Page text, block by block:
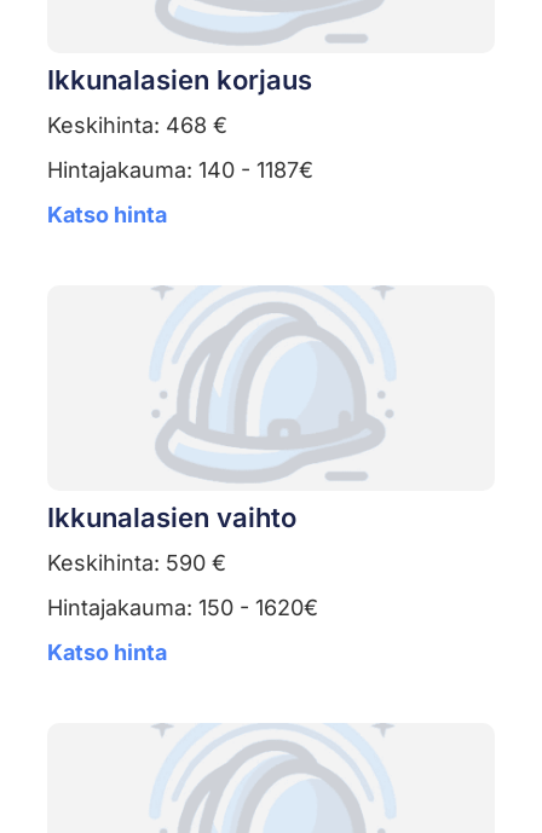
Ikkunalasien korjaus
Keskihinta: 468 €
Hintajakauma: 140 - 1187€
Katso hinta
Ikkunalasien vaihto
Keskihinta: 590 €
Hintajakauma: 150 - 1620€
Katso hinta